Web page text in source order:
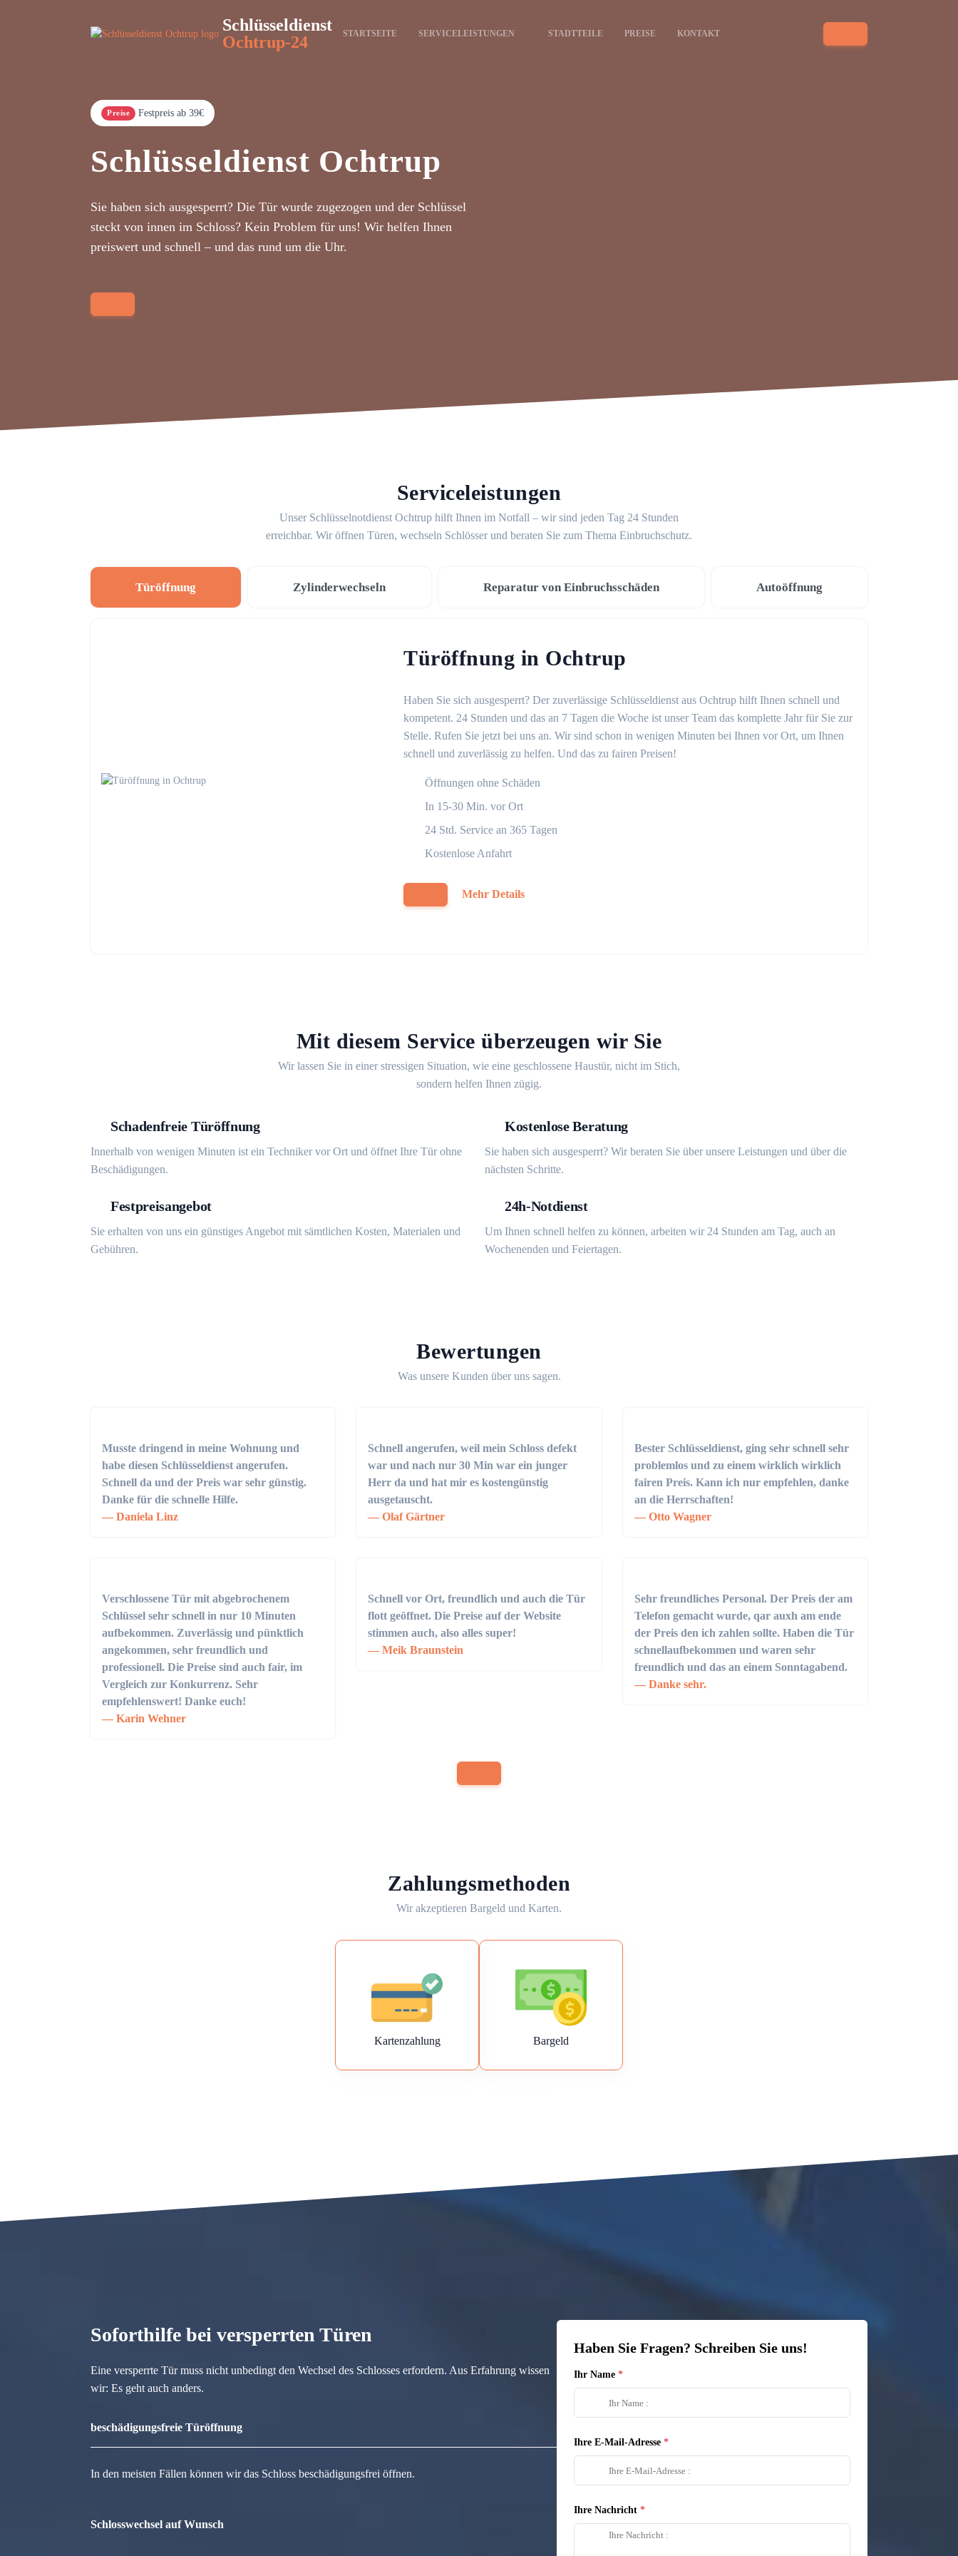
Schlüsseldienst
Ochtrup-24
STARTSEITE SERVICELEISTUNGEN STADTTEILE PREISE KONTAKT
Preise Festpreis ab 39€
Schlüsseldienst Ochtrup
Sie haben sich ausgesperrt? Die Tür wurde zugezogen und der Schlüssel
steckt von innen im Schloss? Kein Problem für uns! Wir helfen Ihnen
preiswert und schnell – und das rund um die Uhr.
Serviceleistungen
Unser Schlüsselnotdienst Ochtrup hilft Ihnen im Notfall – wir sind jeden Tag 24 Stunden
erreichbar. Wir öffnen Türen, wechseln Schlösser und beraten Sie zum Thema Einbruchschutz.
Türöffnung Zylinderwechseln Reparatur von Einbruchsschäden Autoöffnung
Türöffnung in Ochtrup
Haben Sie sich ausgesperrt? Der zuverlässige Schlüsseldienst aus Ochtrup hilft Ihnen schnell und
kompetent. 24 Stunden und das an 7 Tagen die Woche ist unser Team das komplette Jahr für Sie zur
Stelle. Rufen Sie jetzt bei uns an. Wir sind schon in wenigen Minuten bei Ihnen vor Ort, um Ihnen
schnell und zuverlässig zu helfen. Und das zu fairen Preisen!
Öffnungen ohne Schäden
In 15-30 Min. vor Ort
24 Std. Service an 365 Tagen
Kostenlose Anfahrt
Mehr Details
Mit diesem Service überzeugen wir Sie
Wir lassen Sie in einer stressigen Situation, wie eine geschlossene Haustür, nicht im Stich,
sondern helfen Ihnen zügig.
Schadenfreie Türöffnung
Innerhalb von wenigen Minuten ist ein Techniker vor Ort und öffnet Ihre Tür ohne
Beschädigungen.
Kostenlose Beratung
Sie haben sich ausgesperrt? Wir beraten Sie über unsere Leistungen und über die
nächsten Schritte.
Festpreisangebot
Sie erhalten von uns ein günstiges Angebot mit sämtlichen Kosten, Materialen und
Gebühren.
24h-Notdienst
Um Ihnen schnell helfen zu können, arbeiten wir 24 Stunden am Tag, auch an
Wochenenden und Feiertagen.
Bewertungen
Was unsere Kunden über uns sagen.
Musste dringend in meine Wohnung und
habe diesen Schlüsseldienst angerufen.
Schnell da und der Preis war sehr günstig.
Danke für die schnelle Hilfe.
Daniela Linz
Schnell angerufen, weil mein Schloss defekt
war und nach nur 30 Min war ein junger
Herr da und hat mir es kostengünstig
ausgetauscht.
Olaf Gärtner
Bester Schlüsseldienst, ging sehr schnell sehr
problemlos und zu einem wirklich wirklich
fairen Preis. Kann ich nur empfehlen, danke
an die Herrschaften!
Otto Wagner
Verschlossene Tür mit abgebrochenem
Schlüssel sehr schnell in nur 10 Minuten
aufbekommen. Zuverlässig und pünktlich
angekommen, sehr freundlich und
professionell. Die Preise sind auch fair, im
Vergleich zur Konkurrenz. Sehr
empfehlenswert! Danke euch!
Karin Wehner
Schnell vor Ort, freundlich und auch die Tür
flott geöffnet. Die Preise auf der Website
stimmen auch, also alles super!
Meik Braunstein
Sehr freundliches Personal. Der Preis der am
Telefon gemacht wurde, qar auxh am ende
der Preis den ich zahlen sollte. Haben die Tür
schnellaufbekommen und waren sehr
freundlich und das an einem Sonntagabend.
Danke sehr.
Zahlungsmethoden
Wir akzeptieren Bargeld und Karten.
Kartenzahlung Bargeld
Soforthilfe bei versperrten Türen
Eine versperrte Tür muss nicht unbedingt den Wechsel des Schlosses erfordern. Aus Erfahrung wissen
wir: Es geht auch anders.
beschädigungsfreie Türöffnung
In den meisten Fällen können wir das Schloss beschädigungsfrei öffnen.
Schlosswechsel auf Wunsch
Haben Sie Fragen? Schreiben Sie uns!
Ihr Name
Ihre E-Mail-Adresse
Ihre Nachricht